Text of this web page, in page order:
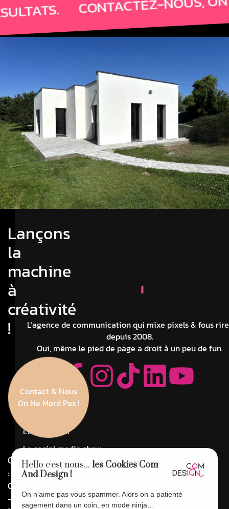
L’agence de communication qui mixe pixels & fous
depuis 2008.
Oui, même le pied de page a droit à un peu de fun.
Navigation
L'atelier Web
Le social media show
Côté référencement
Nos pépites
Agence de communication Fréjus
Lançons
la
machine
à
créativité
!
Contact & Nous
On Ne Mord Pas !
09
:
00
-
Hello c'est nous...les Cookies Com
And Design !
On n’aime pas vous spammer. Alors on a patienté
sagement dans un coin, en mode ninja…